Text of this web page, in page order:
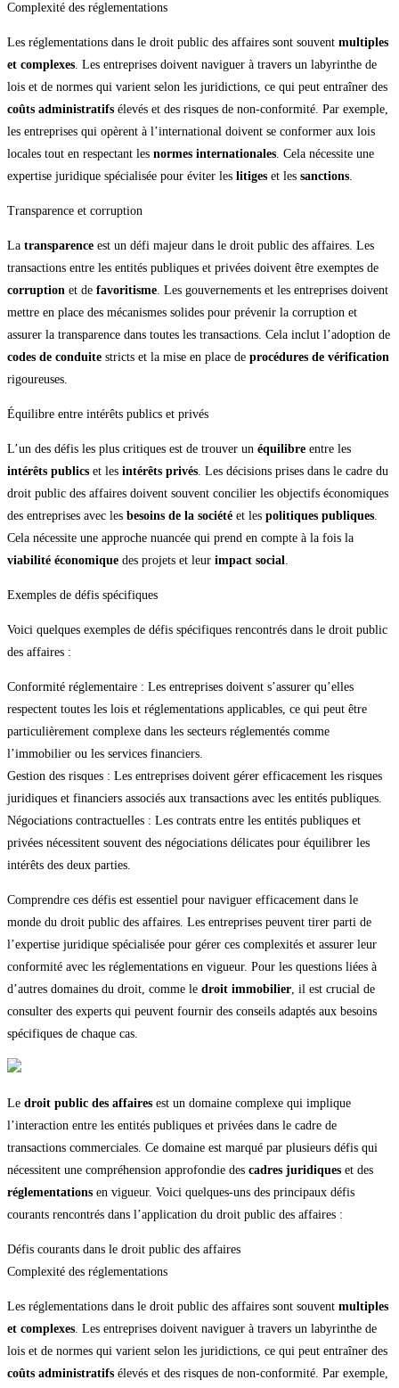
Complexité des réglementations
Les réglementations dans le droit public des affaires sont souvent multiples
et complexes. Les entreprises doivent naviguer à travers un labyrinthe de
lois et de normes qui varient selon les juridictions, ce qui peut entraîner des
coûts administratifs élevés et des risques de non-conformité. Par exemple,
les entreprises qui opèrent à l’international doivent se conformer aux lois
locales tout en respectant les normes internationales. Cela nécessite une
expertise juridique spécialisée pour éviter les litiges et les sanctions.
Transparence et corruption
La transparence est un défi majeur dans le droit public des affaires. Les
transactions entre les entités publiques et privées doivent être exemptes de
corruption et de favoritisme. Les gouvernements et les entreprises doivent
mettre en place des mécanismes solides pour prévenir la corruption et
assurer la transparence dans toutes les transactions. Cela inclut l’adoption de
codes de conduite stricts et la mise en place de procédures de vérification
rigoureuses.
Équilibre entre intérêts publics et privés
L’un des défis les plus critiques est de trouver un équilibre entre les
intérêts publics et les intérêts privés. Les décisions prises dans le cadre du
droit public des affaires doivent souvent concilier les objectifs économiques
des entreprises avec les besoins de la société et les politiques publiques.
Cela nécessite une approche nuancée qui prend en compte à la fois la
viabilité économique des projets et leur impact social.
Exemples de défis spécifiques
Voici quelques exemples de défis spécifiques rencontrés dans le droit public
des affaires :
Conformité réglementaire : Les entreprises doivent s’assurer qu’elles
respectent toutes les lois et réglementations applicables, ce qui peut être
particulièrement complexe dans les secteurs réglementés comme
l’immobilier ou les services financiers.
Gestion des risques : Les entreprises doivent gérer efficacement les risques
juridiques et financiers associés aux transactions avec les entités publiques.
Négociations contractuelles : Les contrats entre les entités publiques et
privées nécessitent souvent des négociations délicates pour équilibrer les
intérêts des deux parties.
Comprendre ces défis est essentiel pour naviguer efficacement dans le
monde du droit public des affaires. Les entreprises peuvent tirer parti de
l’expertise juridique spécialisée pour gérer ces complexités et assurer leur
conformité avec les réglementations en vigueur. Pour les questions liées à
d’autres domaines du droit, comme le droit immobilier, il est crucial de
consulter des experts qui peuvent fournir des conseils adaptés aux besoins
spécifiques de chaque cas.
Le droit public des affaires est un domaine complexe qui implique
l’interaction entre les entités publiques et privées dans le cadre de
transactions commerciales. Ce domaine est marqué par plusieurs défis qui
nécessitent une compréhension approfondie des cadres juridiques et des
réglementations en vigueur. Voici quelques-uns des principaux défis
courants rencontrés dans l’application du droit public des affaires :
Défis courants dans le droit public des affaires
Complexité des réglementations
Les réglementations dans le droit public des affaires sont souvent multiples
et complexes. Les entreprises doivent naviguer à travers un labyrinthe de
lois et de normes qui varient selon les juridictions, ce qui peut entraîner des
coûts administratifs élevés et des risques de non-conformité. Par exemple,